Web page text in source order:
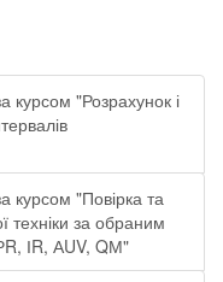
курсом "Розрахунок і
курсом "Повірка та
техніки за обраним
ІR, АUV, QМ"